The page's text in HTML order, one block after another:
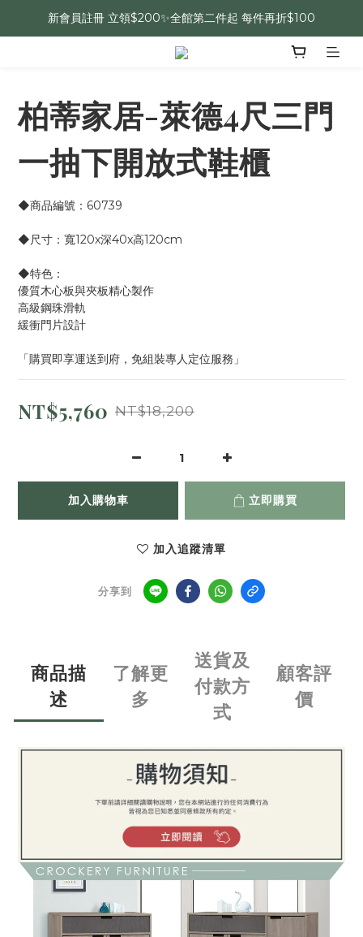
新會員註冊 立領$200✨全館第二件起 每件再折$100
柏蒂家居-萊德4尺三門
一抽下開放式鞋櫃
◆商品編號：60739
◆尺寸：寬120x深40x高120cm
◆特色：
優質木心板與夾板精心製作
高級鋼珠滑軌
緩衝門片設計
「購買即享運送到府，免組裝專人定位服務」
NT$5,760 NT$18,200
加入購物車 立即購買
加入追蹤清單
分享到
商品描
述
了解更
多
送貨及
付款方
式
顧客評
價